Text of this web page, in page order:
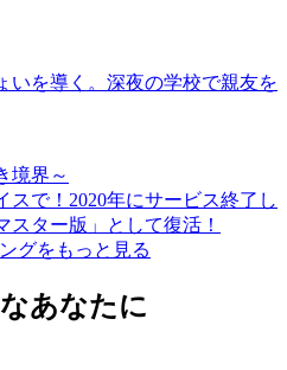
いを導く。深夜の学校で親友を
境界～
スで！2020年にサービス終了し
スター版」として復活！
グをもっと見る
あなたに